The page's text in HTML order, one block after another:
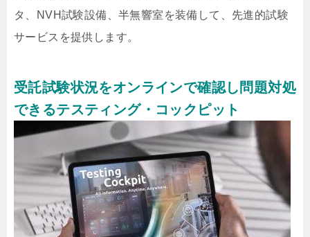
タ、NVH試験設備、半無響室を装備して、先進的試験
サービスを提供します。
受託試験状況をオンラインで確認し問題対処
できるテスティング・コックピット